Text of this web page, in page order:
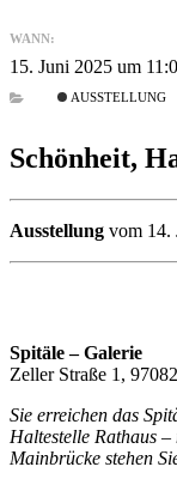
WANN:
15. Juni 2025 um
AUSSTELLUNG
Schönheit,
Ausstellung vom 14.
Spitäle – Galerie
Zeller Straße 1,
Sie erreichen das
Haltestelle Rathaus
Mainbrücke stehen